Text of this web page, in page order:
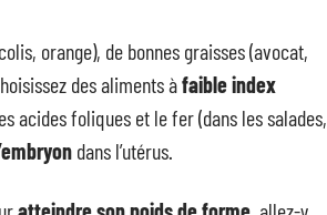
orange), de bonnes graisses (avocat,
des aliments àfaible index
acides foliques et le fer (dans les salades,
dans l’utérus.